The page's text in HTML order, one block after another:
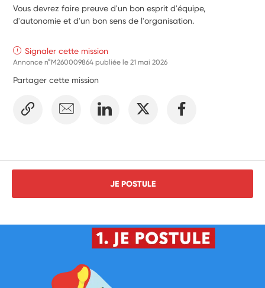
Vous devrez faire preuve d'un bon esprit d'équipe,
d'autonomie et d'un bon sens de l'organisation.
Signaler cette mission
Annonce n°M260009864 publiée le21 mai 2026
Partager cette mission
JE POSTULE